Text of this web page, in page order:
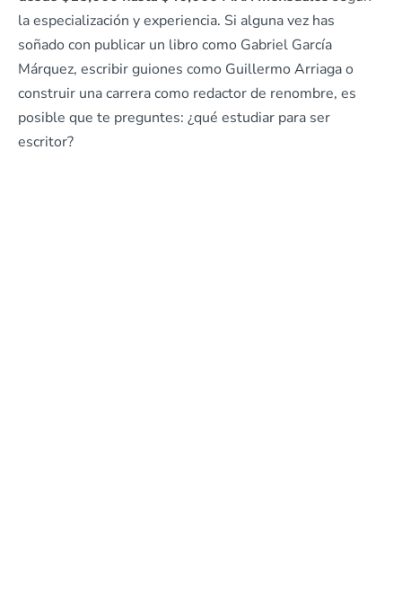
la especialización y experiencia. Si alguna vez has
soñado con publicar un libro como Gabriel García
Márquez, escribir guiones como Guillermo Arriaga o
construir una carrera como redactor de renombre, es
posible que te preguntes: ¿qué estudiar para ser
escritor?